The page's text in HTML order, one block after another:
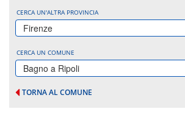
CERCA UN'ALTRA PROVINCIA
Firenze
CERCA UN COMUNE
Bagno a Ripoli
TORNA AL COMUNE